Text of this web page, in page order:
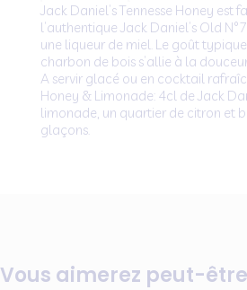
Jack Daniel’s Tennesse Honey est
l’authentique Jack Daniel’s Old
une liqueur de miel. Le goût
charbon de bois s’allie à la
A servir glacé ou en cocktail
Honey & Limonade: 4cl de Jack
limonade, un quartier de citron et
glaçons.
Vous aimerez peut-